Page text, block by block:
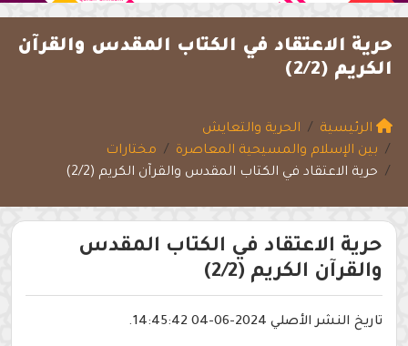
حرية الاعتقاد في الكتاب المقدس والقرآن
الكريم (2/2)
الرئيسية
الحرية والتعايش
بين الإسلام والمسيحية المعاصرة
مختارات
حرية الاعتقاد في الكتاب المقدس والقرآن الكريم (2/2)
حرية الاعتقاد في الكتاب المقدس
والقرآن الكريم (2/2)
تاريخ النشر الأصلي 2024-06-04 14:45:42.